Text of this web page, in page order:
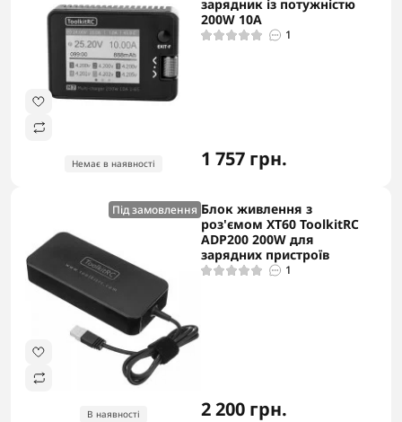
Немає в наявності
зарядник із потужністю
200W 10A
1
1 757 грн.
Під замовлення
В наявності
Блок живлення з
роз'ємом ХТ60 ToolkitRC
ADP200 200W для
зарядних пристроїв
1
2 200 грн.